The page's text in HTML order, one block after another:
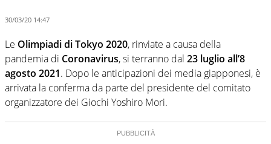
30/03/20 14:47
Le Olimpiadi di Tokyo 2020, rinviate a causa della
pandemia di Coronavirus, si terranno dal 23 luglio all’8
agosto 2021. Dopo le anticipazioni dei media giapponesi, è
arrivata la conferma da parte del presidente del comitato
organizzatore dei Giochi Yoshiro Mori.